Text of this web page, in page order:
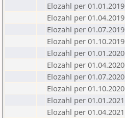
Elozahl per 01.01.2019
Elozahl per 01.04.2019
Elozahl per 01.07.2019
Elozahl per 01.10.2019
Elozahl per 01.01.2020
Elozahl per 01.04.2020
Elozahl per 01.07.2020
Elozahl per 01.10.2020
Elozahl per 01.01.2021
Elozahl per 01.04.2021